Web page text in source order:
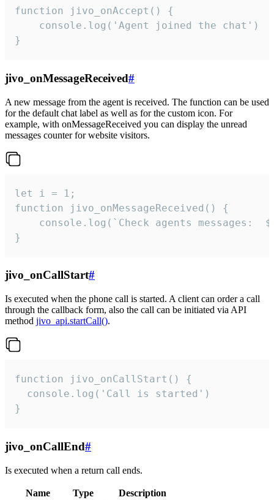
function jivo_onAccept() {
}
jivo_onMessageReceived#
A new message from the agent is received. The function can be used
for the default chat label as well as for the custom icon. For
example, with onMessageReceived you can display the unread
messages counter for website visitors.
let i = 1;
function jivo_onMessageReceived() {
}
jivo_onCallStart#
Is executed when the phone call is started. A client can order a call
through the callback form, also the call can be initiated via API
method jivo_api.startCall().
function jivo_onCallStart() {
  console.log('Call is started')
}
jivo_onCallEnd#
Is executed when a return call ends.
Name Type
Description